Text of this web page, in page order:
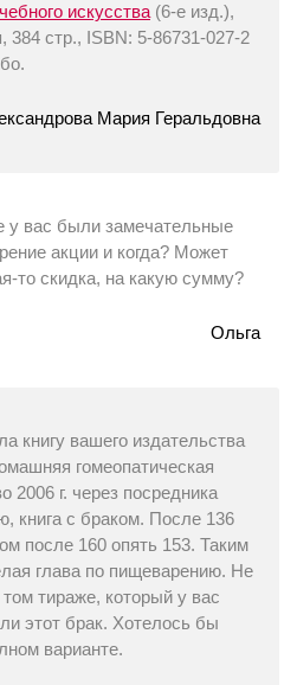
искусства (6-е изд.),
стр., ISBN: 5-86731-027-2
Мария Геральдовна
у вас были замечательные
акции и когда? Может
то скидка, на какую сумму?
Ольга
книгу вашего издательства
гомеопатическая
2006 г. через посредника
книга с браком. После 136
после 160 опять 153. Таким
глава по пищеварению. Не
тираже, который у вас
этот брак. Хотелось бы
варианте.